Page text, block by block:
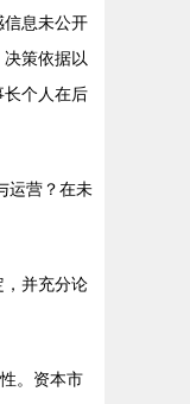
信息未公开
策依据以
长个人在后
运营？在未
，并充分论
。资本市